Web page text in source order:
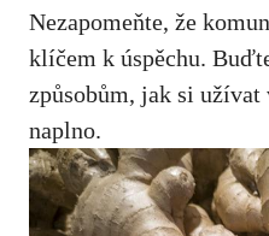
Nezapomeňte, že
klíčem k úspěchu.
způsobům, jak si užívat
naplno.